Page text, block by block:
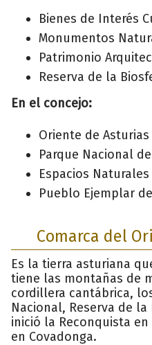
Bienes de Interés
Monumentos
Patrimonio
Reserva de la
En el concejo:
Oriente de Asturias
Parque Nacional
Espacios
Pueblo Ejemplar
Comarca del
Es la tierra asturiana
tiene las montañas de
cordillera cantábrica,
Nacional, Reserva de
inició la Reconquista
en Covadonga.